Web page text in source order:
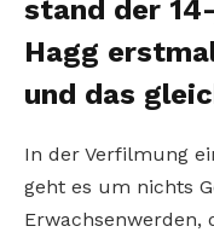
stand der
Hagg
und das
In der Verfilmung
geht es um nichts
Erwachsenwerden,